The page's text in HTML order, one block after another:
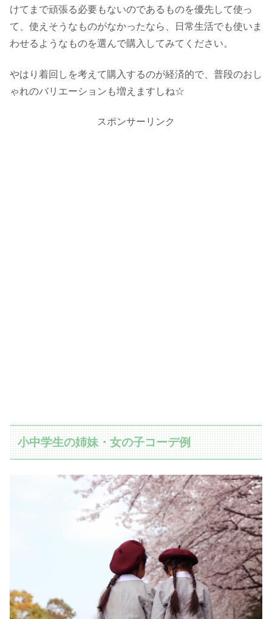
けてまで頑張る必要もないのであるものを優先して使っ
て、使えそうなものがなかったなら、日常生活でも使いま
わせるようなものを選んで購入してみてください。
やはり着回しを考えて購入するのが経済的で、普段のおし
ゃれのバリエーションも増えますしね☆
スポンサーリンク
小中学生の姉妹・女の子コーデ例